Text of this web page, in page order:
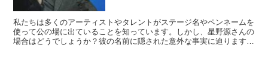
私たちは多くのアーティストやタレントがステージ名やペンネームを
使って公の場に出ていることを知っています。しかし、星野源さんの
場合はどうでしょうか？彼の名前に隠された意外な事実に迫ります。